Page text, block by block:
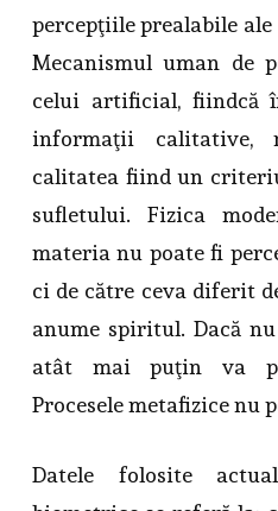
percepţiile prealabile
Mecanismul uman de
celui artificial, fiindcă
informaţii calitative,
calitatea fiind un
sufletului. Fizica
materia nu poate fi
ci de către ceva diferit
anume spiritul. Dacă
atât mai puţin va
Procesele metafizice nu
Datele folosite